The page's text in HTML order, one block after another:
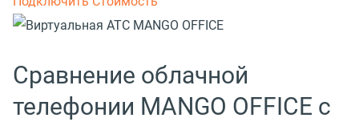
Сравнение облачной
телефонии MANGO OFFICE c